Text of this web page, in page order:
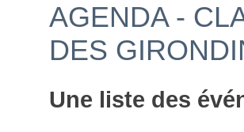
AGENDA -
DES
Une liste des